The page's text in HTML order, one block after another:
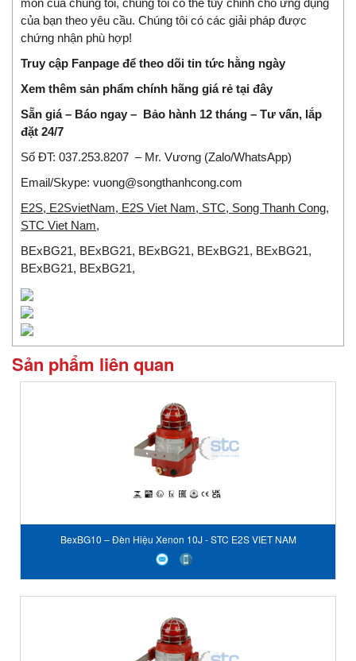
mòn của chúng tôi, chúng tôi có thể tùy chỉnh cho ứng dụng
của bạn theo yêu cầu. Chúng tôi có các giải pháp được
chứng nhận phù hợp!
Truy cập Fanpage để theo dõi tin tức hằng ngày
Xem thêm sản phẩm chính hãng giá rẻ tại đây
Sẵn giá – Báo ngay – Bảo hành 12 tháng – Tư vấn, lắp
đặt 24/7
Số ĐT: 037.253.8207 – Mr. Vương (Zalo/WhatsApp)
Email/Skype: vuong@songthanhcong.com
E2S, E2SvietNam, E2S Viet Nam, STC, Song Thanh Cong,
STC Viet Nam,
BExBG21, BExBG21, BExBG21, BExBG21, BExBG21,
BExBG21, BExBG21,
Sản phẩm liên quan
BexBG10 – Đèn Hiệu Xenon 10J - STC E2S VIET NAM